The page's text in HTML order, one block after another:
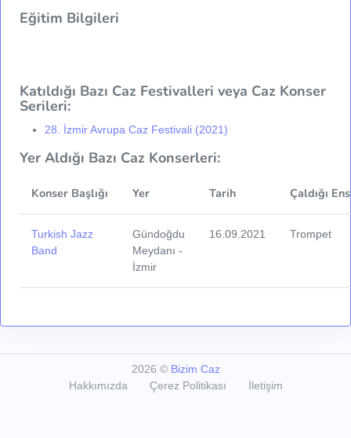
Eğitim Bilgileri
Katıldığı Bazı Caz Festivalleri veya Caz Konser
Serileri:
28. İzmir Avrupa Caz Festivali (2021)
Yer Aldığı Bazı Caz Konserleri:
Konser Başlığı Yer Tarih Çaldığı
Turkish Jazz
Band
Gündoğdu
Meydanı -
İzmir
16.09.2021 Trompet
2026 © Bizim Caz
Hakkımızda
Çerez Politikası İletişim